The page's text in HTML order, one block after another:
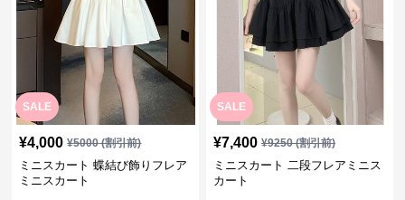
SALE
¥4,000 ¥5000(割引前)
ミニスカート 蝶結び飾りフレア
ミニスカート
SALE
¥7,400 ¥9250(割引前)
ミニスカート 二段フレアミニス
カート